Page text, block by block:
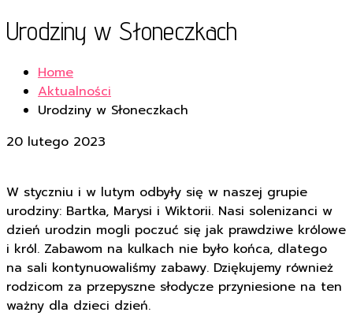
Urodziny w Słoneczkach
Home
Aktualności
Urodziny w Słoneczkach
20 lutego 2023
W styczniu i w lutym odbyły się w naszej grupie
urodziny: Bartka, Marysi i Wiktorii. Nasi solenizanci w
dzień urodzin mogli poczuć się jak prawdziwe królowe
i król. Zabawom na kulkach nie było końca, dlatego
na sali kontynuowaliśmy zabawy. Dziękujemy również
rodzicom za przepyszne słodycze przyniesione na ten
ważny dla dzieci dzień.